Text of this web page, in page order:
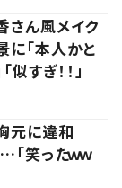
ん風メイク
「本人かと
すぎ！！」
元に違和
笑ったｗｗ